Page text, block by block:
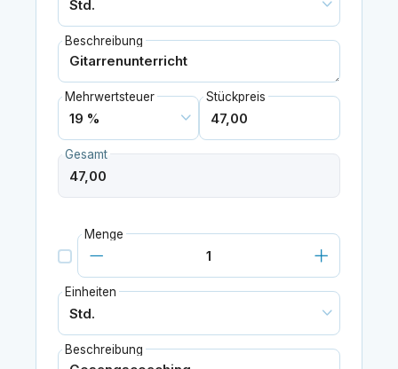
Beschreibung
Mehrwertsteuer Stückpreis
Gesamt
Menge
Einheiten
Beschreibung